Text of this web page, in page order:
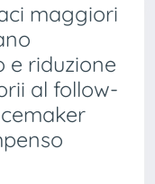
maggiori
e riduzione
al follow-